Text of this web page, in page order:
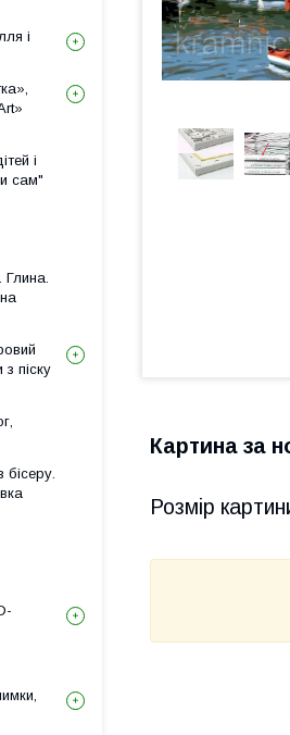
Картина за
Розмір
і
і
сам"
Глина.
з піску
бісеру.